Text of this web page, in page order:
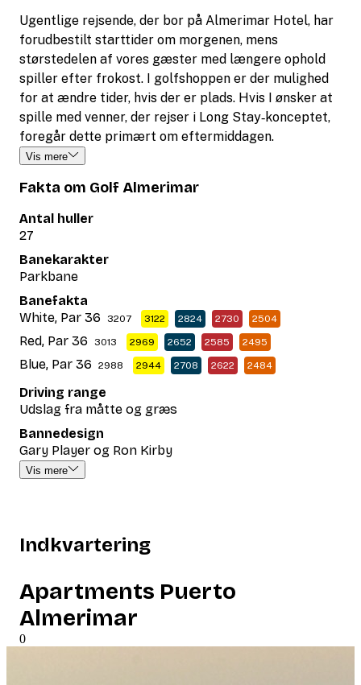
Ugentlige rejsende, der bor på Almerimar Hotel, har
forudbestilt starttider om morgenen, mens
størstedelen af ​​vores gæster med længere ophold
spiller efter frokost. I golfshoppen er der mulighed
for at ændre tider, hvis der er plads. Hvis I ønsker at
spille med venner, der rejser i Long Stay‑konceptet,
foregår dette primært om eftermiddagen.
Vis mere
Fakta om Golf Almerimar
Antal huller
27
Banekarakter
Parkbane
Banefakta
White, Par 36
3207 3122 2824 2730 2504
Red, Par 36 3013 2969 2652 2585 2495
Blue, Par 36 2988 2944 2708 2622 2484
Driving range
Udslag fra måtte og græs
Bannedesign
Gary Player og Ron Kirby
Vis mere
Indkvartering
Apartments Puerto
Almerimar
0